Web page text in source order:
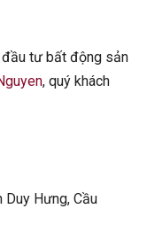
tư bất động sản
, quý khách
Duy Hưng, Cầu